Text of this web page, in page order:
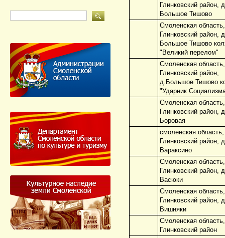
Глинковский район,
Большое Тишово
Смоленская область,
Глинковский район,
Большое Тишово
"Великий перелом"
Смоленская область,
Глинковский район,
д.Большое Тишово
"Ударник
Смоленская область,
Глинковский район,
Боровая
смоленская область,
Глинковский район,
Вараксино
Смоленская область,
Глинковский район,
Васюки
Смоленская область,
Глинковский район,
Вишняки
Смоленская область,
Глинковский район